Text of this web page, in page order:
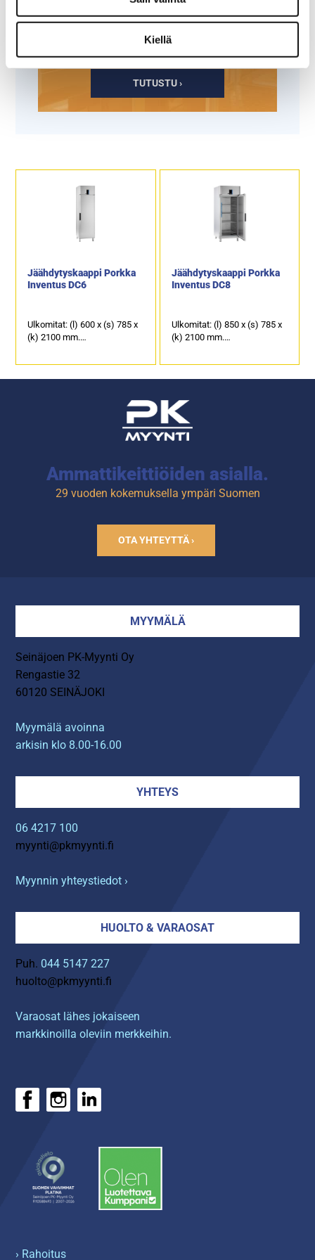
Kiellä
Tämäkin laite sopivasti
rahoituksella
TUTUSTU ›
Jäähdytyskaappi Porkka
Inventus DC6
Ulkomitat: (l) 600 x (s) 785 x
(k) 2100 mm.
230 V
+60°C...+6°C, ruokamäärällä
Jäähdytyskaappi Porkka
Inventus DC8
Ulkomitat: (l) 850 x (s) 785 x
(k) 2100 mm.
230 V
+60°C...+6°C, ruokamäärällä
46-60 kg.
Ammattikeittiöiden asialla.
29 vuoden kokemuksella ympäri Suomen
OTA YHTEYTTÄ ›
MYYMÄLÄ
Seinäjoen PK-Myynti Oy
Rengastie 32
60120 SEINÄJOKI
Myymälä avoinna
arkisin klo 8.00-16.00
YHTEYS
06 4217 100
myynti@pkmyynti.fi
Myynnin yhteystiedot ›
HUOLTO & VARAOSAT
Puh. 044 5147 227
huolto@pkmyynti.fi
Varaosat lähes jokaiseen
markkinoilla oleviin merkkeihin.
› Rahoitus